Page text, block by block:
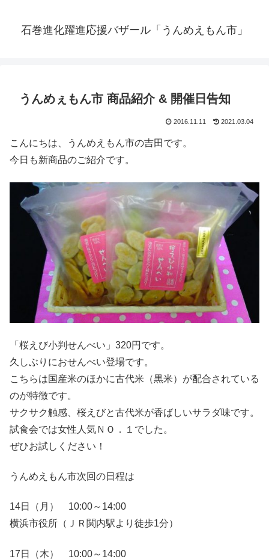
石巻進化躍進応援バザール「うんめえもん市」
うんめぇもん市 商品紹介 & 開催日告知
2016.11.11 2021.03.04
こんにちは、うんめえもん市の吉田です。
今日も新商品のご紹介です。
「桜えび小判せんべい」320円です。
久しぶりにおせんべい登場です。
こちらは国産米のほかに古代米（黒米）が配合されている
のが特徴です。
サクサク触感、桜えびと古代米が香ばしいサラダ味です。
試食会では女性人気ＮＯ．１でした。
ぜひお試しください！
うんめえもん市次回の日程は
14日（月） 10:00～14:00
横浜市役所（ＪＲ関内駅より徒歩1分）
17日（木） 10:00～14:00